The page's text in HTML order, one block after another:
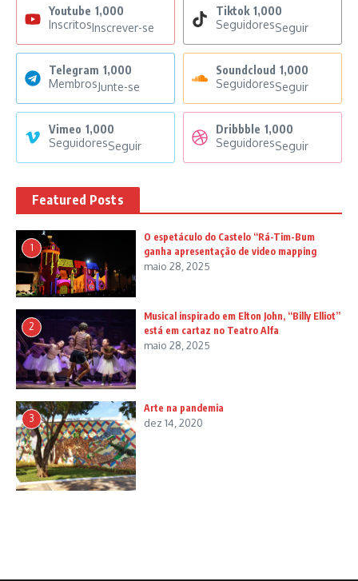
Youtube 1,000
InscritosInscrever-se
Tiktok 1,000
SeguidoresSeguir
Telegram 1,000
MembrosJunte-se
Soundcloud 1,000
SeguidoresSeguir
Vimeo 1,000
SeguidoresSeguir
Dribbble 1,000
SeguidoresSeguir
Featured Posts
1
O espetáculo do Castelo “Rá-Tim-Bum
ganha apresentação de video mapping
maio 28, 2025
2
Musical inspirado em Elton John, “Billy Elliot”
está em cartaz no Teatro Alfa
maio 28, 2025
3
Arte na pandemia
dez 14, 2020